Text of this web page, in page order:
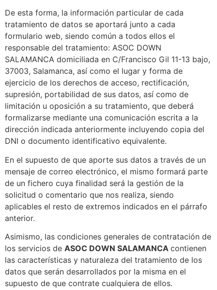
De esta forma, la información particular de cada
tratamiento de datos se aportará junto a cada
formulario web, siendo común a todos ellos el
responsable del tratamiento: ASOC DOWN
SALAMANCA domiciliada en C/Francisco Gil 11-13 bajo,
37003, Salamanca, así como el lugar y forma de
ejercicio de los derechos de acceso, rectificación,
supresión, portabilidad de sus datos, así como de
limitación u oposición a su tratamiento, que deberá
formalizarse mediante una comunicación escrita a la
dirección indicada anteriormente incluyendo copia del
DNI o documento identificativo equivalente.
En el supuesto de que aporte sus datos a través de un
mensaje de correo electrónico, el mismo formará parte
de un fichero cuya finalidad será la gestión de la
solicitud o comentario que nos realiza, siendo
aplicables el resto de extremos indicados en el párrafo
anterior.
Asimismo, las condiciones generales de contratación de
los servicios de ASOC DOWN SALAMANCA contienen
las características y naturaleza del tratamiento de los
datos que serán desarrollados por la misma en el
supuesto de que contrate cualquiera de ellos.